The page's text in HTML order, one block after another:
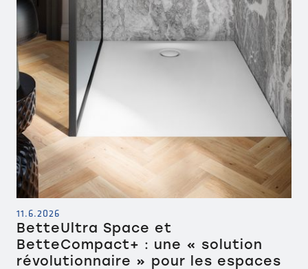
11.6.2026
BetteUltra Space et
BetteCompact+ : une « solution
révolutionnaire » pour les espaces